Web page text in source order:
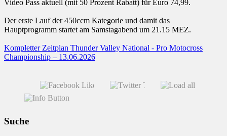
Video Pass aktuell (mit 50 Prozent Rabatt) für Euro 74,99.
Der erste Lauf der 450ccm Kategorie und damit das
Hauptprogramm startet am Samstagabend um 21.15 MEZ.
Kompletter Zeitplan Thunder Valley National - Pro Motocross
Championship – 13.06.2026
Suche